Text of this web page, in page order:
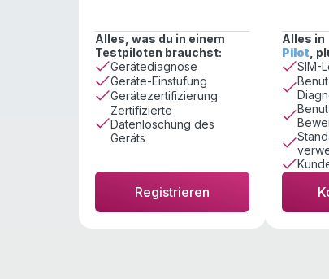
Alles, was du in einem
Testpiloten brauchst:
Gerätediagnose
Geräte-Einstufung
Gerätezertifizierung
Zertifizierte
Datenlöschung des
Geräts
Registrieren
Alles in
Pilot ,
SIM-